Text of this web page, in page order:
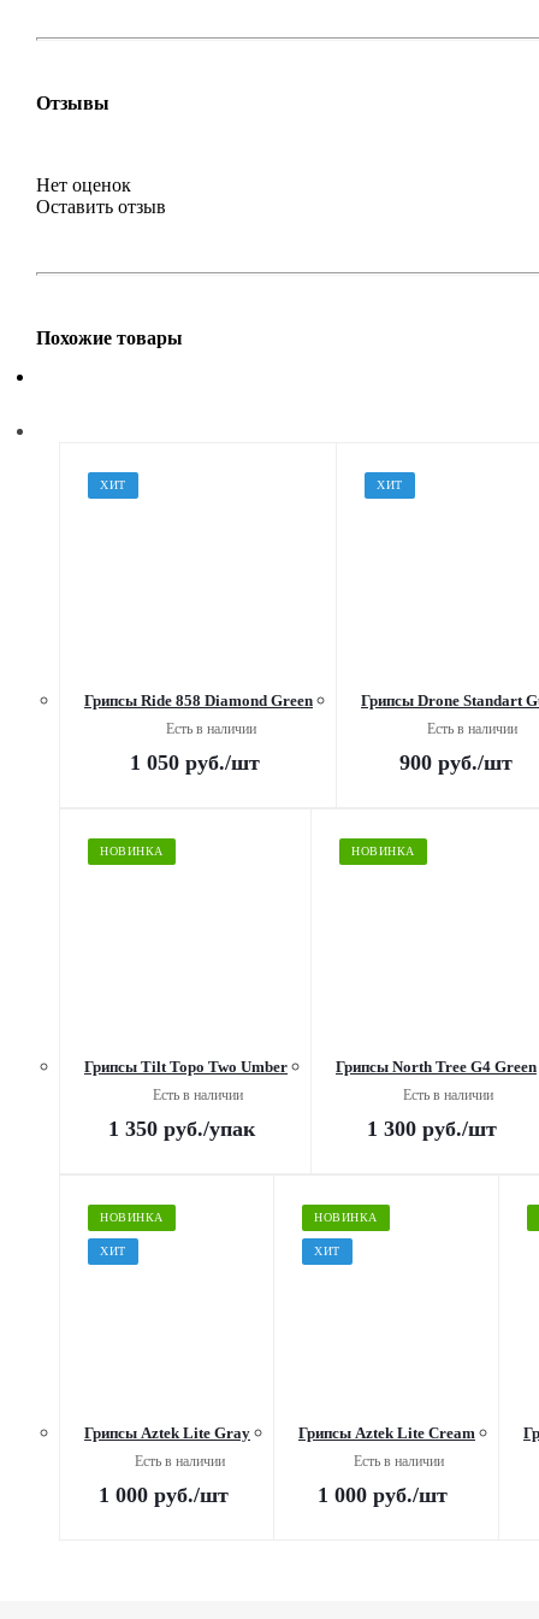
Отзывы
Нет оценок
Оставить отзыв
Похожие товары
ХИТ
Грипсы Ride 858 Diamond Green
Есть в наличии
1 050руб./шт
ХИТ
Грипсы Drone Standart
Есть в наличии
900 руб./шт
НОВИНКА
Грипсы Tilt Topo Two Umber
Есть в наличии
1 350 руб./упак
НОВИНКА
Грипсы North Tree G4 Green
Есть в наличии
1 300 руб./шт
НОВИНКА
ХИТ
Грипсы Aztek Lite Gray
Есть в наличии
1 000руб./шт
НОВИНКА
ХИТ
Грипсы Aztek Lite Cream
Есть в наличии
1 000 руб./шт